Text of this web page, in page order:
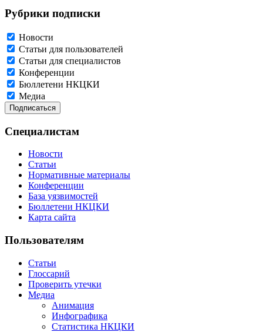
Рубрики подписки
Новости
Статьи для пользователей
Статьи для специалистов
Конференции
Бюллетени НКЦКИ
Медиа
Специалистам
Новости
Статьи
Нормативные материалы
Конференции
База уязвимостей
Бюллетени НКЦКИ
Карта сайта
Пользователям
Статьи
Глоссарий
Проверить утечки
Медиа
Анимация
Инфографика
Статистика НКЦКИ